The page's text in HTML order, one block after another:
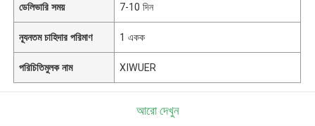
ডেলিভারি সময় 7-10 দিন
ন্যূনতম চাহিদার পরিমাণ 1 একক
পরিচিতিমুলক নাম XIWUER
আরো দেখুন